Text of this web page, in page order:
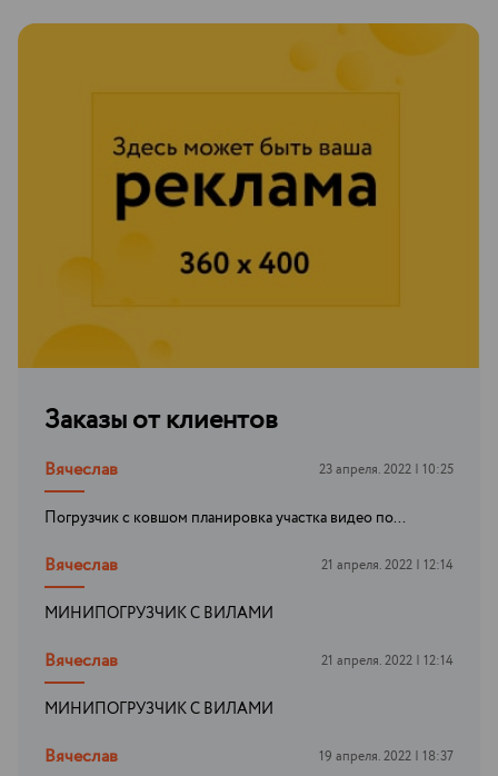
Заказы от клиентов
Вячеслав 23 апреля. 2022 | 10:25
Погрузчик с ковшом планировка участка видео по...
Вячеслав 21 апреля. 2022 | 12:14
МИНИПОГРУЗЧИК С ВИЛАМИ
Вячеслав 21 апреля. 2022 | 12:14
МИНИПОГРУЗЧИК С ВИЛАМИ
Вячеслав 19 апреля. 2022 | 18:37